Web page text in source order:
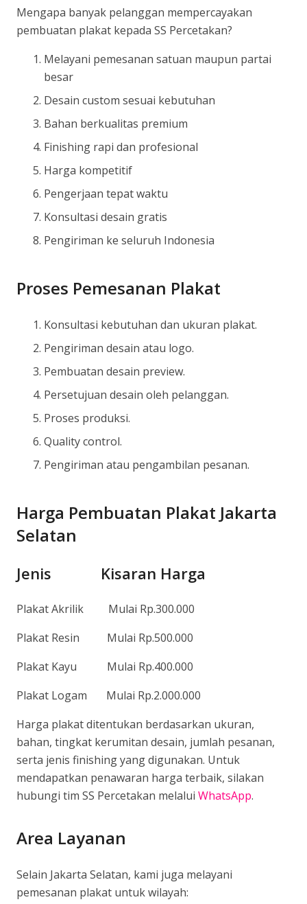
Mengapa banyak pelanggan mempercayakan
pembuatan plakat kepada SS Percetakan?
Melayani pemesanan satuan maupun partai
besar
Desain custom sesuai kebutuhan
Bahan berkualitas premium
Finishing rapi dan profesional
Harga kompetitif
Pengerjaan tepat waktu
Konsultasi desain gratis
Pengiriman ke seluruh Indonesia
Proses Pemesanan Plakat
Konsultasi kebutuhan dan ukuran plakat.
Pengiriman desain atau logo.
Pembuatan desain preview.
Persetujuan desain oleh pelanggan.
Proses produksi.
Quality control.
Pengiriman atau pengambilan pesanan.
Harga Pembuatan Plakat Jakarta
Selatan
Jenis Kisaran Harga
Plakat Akrilik Mulai Rp.300.000
Plakat Resin Mulai Rp.500.000
Plakat Kayu Mulai Rp.400.000
Plakat Logam Mulai Rp.2.000.000
Harga plakat ditentukan berdasarkan ukuran,
bahan, tingkat kerumitan desain, jumlah pesanan,
serta jenis finishing yang digunakan. Untuk
mendapatkan penawaran harga terbaik, silakan
hubungi tim SS Percetakan melalui WhatsApp.
Area Layanan
Selain Jakarta Selatan, kami juga melayani
pemesanan plakat untuk wilayah: